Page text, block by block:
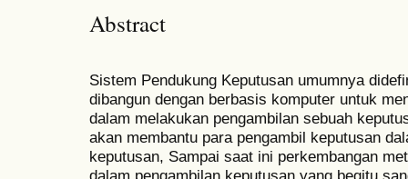
Abstract
Sistem Pendukung Keputusan umumnya
dibangun dengan berbasis komputer untuk
dalam melakukan pengambilan sebuah
akan membantu para pengambil keputusan
keputusan, Sampai saat ini perkembangan